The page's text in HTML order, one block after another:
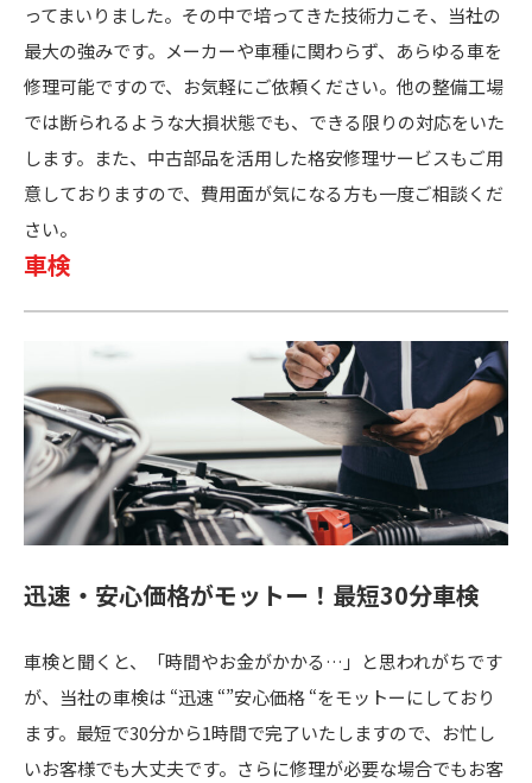
ってまいりました。その中で培ってきた技術力こそ、当社の
最大の強みです。メーカーや車種に関わらず、あらゆる車を
修理可能ですので、お気軽にご依頼ください。他の整備工場
では断られるような大損状態でも、できる限りの対応をいた
します。また、中古部品を活用した格安修理サービスもご用
意しておりますので、費用面が気になる方も一度ご相談くだ
さい。
車検
迅速・安心価格がモットー！ 最短30分車検
車検と聞くと、「時間やお金がかかる…」と思われがちです
が、当社の車検は “迅速 “”安心価格 “をモットーにしており
ます。最短で30分から1時間で完了いたしますので、お忙し
いお客様でも大丈夫です。さらに修理が必要な場合でもお客